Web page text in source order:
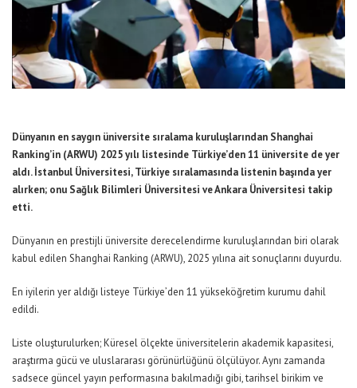
Dünyanın en saygın üniversite sıralama kuruluşlarından Shanghai
Ranking’in (ARWU) 2025 yılı listesinde Türkiye’den 11 üniversite de yer
aldı. İstanbul Üniversitesi, Türkiye sıralamasında listenin başında yer
alırken; onu Sağlık Bilimleri Üniversitesi ve Ankara Üniversitesi takip
etti.
Dünyanın en prestijli üniversite derecelendirme kuruluşlarından biri olarak
kabul edilen Shanghai Ranking (ARWU), 2025 yılına ait sonuçlarını duyurdu.
En iyilerin yer aldığı listeye Türkiye’den 11 yükseköğretim kurumu dahil
edildi.
Liste oluşturulurken; Küresel ölçekte üniversitelerin akademik kapasitesi,
araştırma gücü ve uluslararası görünürlüğünü ölçülüyor. Aynı zamanda
sadsece güncel yayın performasına bakılmadığı gibi, tarihsel birikim ve